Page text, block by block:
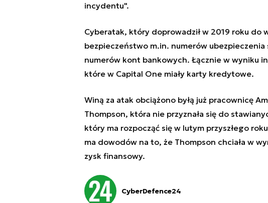
incydentu".
Cyberatak, który doprowadził w 2019 roku do
bezpieczeństwo m.in. numerów
numerów kont bankowych. Łącznie w wyniku
które w Capital One miały karty kredytowe.
Winą za atak obciążono byłą już pracownicę
Thompson, która nie przyznała się do
który ma rozpocząć się w lutym przyszłego
ma dowodów na to, że Thompson chciała w
zysk finansowy.
CyberDefence24